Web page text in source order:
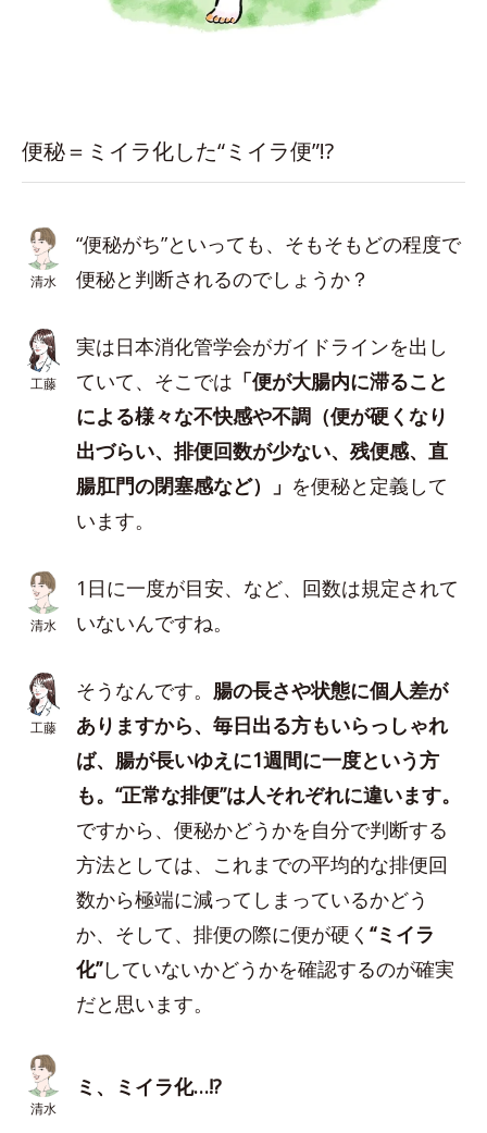
便秘＝ミイラ化した“ミイラ便”!?
清水
“便秘がち”といっても、そもそもどの程度で
便秘と判断されるのでしょうか？
工藤
実は日本消化管学会がガイドラインを出し
ていて、そこでは 「便が大腸内に滞ること
による様々な不快感や不調（便が硬くなり
出づらい、排便回数が少ない、残便感、直
腸肛門の閉塞感など）」 を便秘と定義して
います。
清水
1日に一度が目安、など、回数は規定されて
いないんですね。
工藤
そうなんです。 腸の長さや状態に個人差が
ありますから、毎日出る方もいらっしゃれ
ば、腸が長いゆえに1週間に一度という方
も。“正常な排便”は人それぞれに違います。
ですから、便秘かどうかを自分で判断する
方法としては、これまでの平均的な排便回
数から極端に減ってしまっているかどう
か、そして、排便の際に便が硬く “ミイラ
化”していないかどうかを確認するのが確実
だと思います。
清水
ミ、ミイラ化…!?